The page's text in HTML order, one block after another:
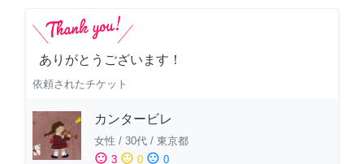
ありがとうございます！
依頼されたチケット
カンタービレ
女性 / 30代 / 東京都
sentiment_satisfied 3 sentiment_neutral 0 sentiment_dissatisfied 0